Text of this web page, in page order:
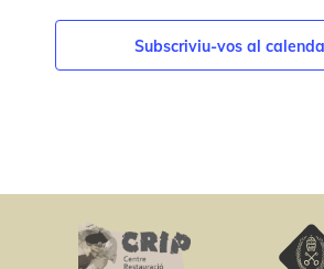
Subscriviu-vos al